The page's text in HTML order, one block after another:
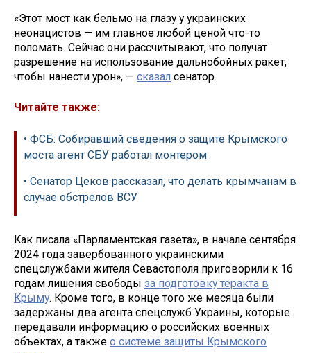
«Этот мост как бельмо на глазу у украинских
неонацистов — им главное любой ценой что-то
поломать. Сейчас они рассчитывают, что получат
разрешение на использование дальнобойных ракет,
чтобы нанести урон», — сказал сенатор.
Читайте также:
• ФСБ: Собиравший сведения о защите Крымского
моста агент СБУ работал монтером
• Сенатор Цеков рассказал, что делать крымчанам в
случае обстрелов ВСУ
Как писала «Парламентская газета», в начале сентября
2024 года завербованного украинскими
спецслужбами жителя Севастополя приговорили к 16
годам лишения свободы за подготовку теракта в
Крыму. Кроме того, в конце того же месяца были
задержаны два агента спецслужб Украины, которые
передавали информацию о российских военных
объектах, а также о системе защиты Крымского